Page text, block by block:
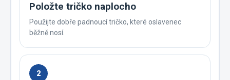
Položte tričko naplocho
Použijte dobře padnoucí tričko, které oslavenec
běžně nosí.
2